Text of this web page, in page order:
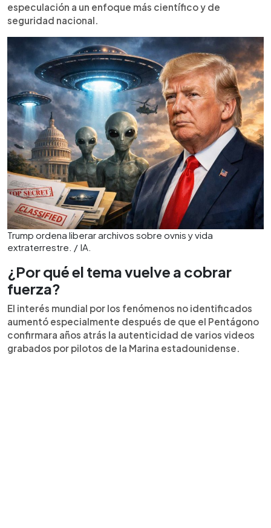
especulación a un enfoque más científico y de
seguridad nacional.
Trump ordena liberar archivos sobre ovnis y vida
extraterrestre. / IA.
¿Por qué el tema vuelve a cobrar
fuerza?
El interés mundial por los fenómenos no identificados
aumentó especialmente después de que el Pentágono
confirmara años atrás la autenticidad de varios videos
grabados por pilotos de la Marina estadounidense.